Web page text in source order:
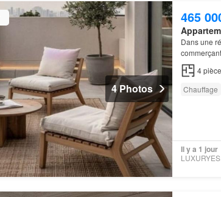
4 Photos
465
Dans une
4
Chauffage
Il y a 1 jour